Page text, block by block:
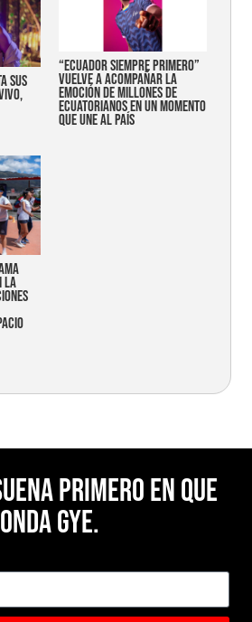
sus
“Ecuador siempre primero”
vuelve a acompañar la
emoción de millones de
ecuatorianos en un momento
que une al país
la
primero en Que
Onda Gye.